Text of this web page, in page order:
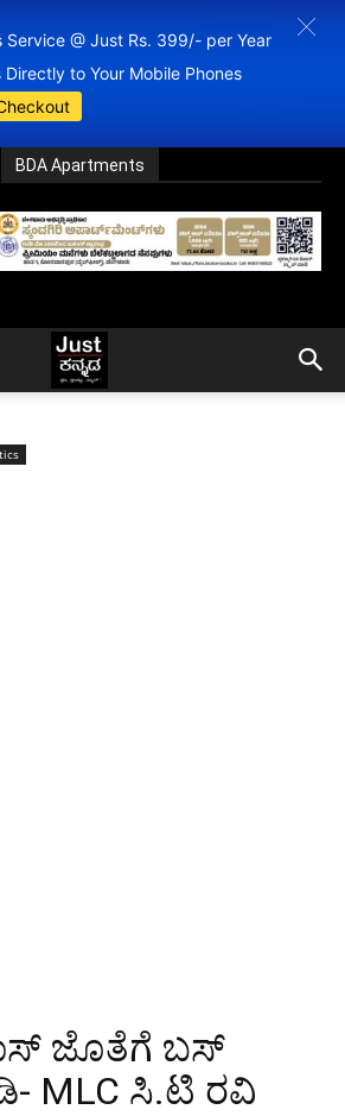
@ Just Rs. 399/- per Year
Directly to Your Mobile Phones
BDA Apartments
ಜೊತೆಗೆ ಬಸ್
MLC ಸಿ.ಟಿ ರವಿ